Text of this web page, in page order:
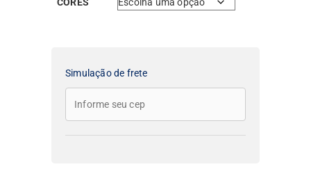
Simulação de frete